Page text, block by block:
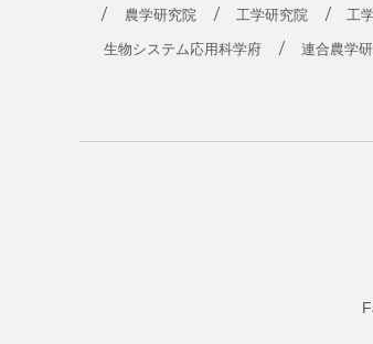
農学研究院 工学研究院 工
生物システム応用科学府 連合農学